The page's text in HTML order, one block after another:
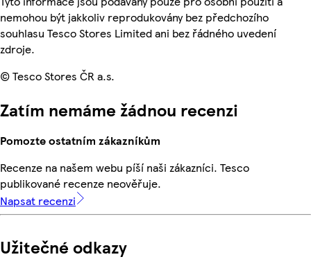
nemohou být jakkoliv reprodukovány bez předchozího
souhlasu Tesco Stores Limited ani bez řádného uvedení
zdroje.
© Tesco Stores ČR a.s.
Zatím nemáme žádnou recenzi
Pomozte ostatním zákazníkům
Recenze na našem webu píší naši zákazníci. Tesco
publikované recenze neověřuje.
Napsat recenzi
Užitečné odkazy